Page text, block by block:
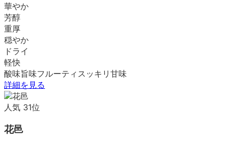
華やか
芳醇
重厚
穏やか
ドライ
軽快
酸味旨味フルーティ スッキリ 甘味
詳細を見る
人気 31位
花邑